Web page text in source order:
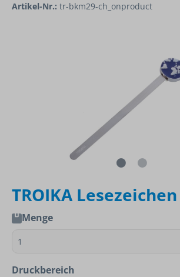
Artikel-Nr.: tr-bkm29-ch_onproduct
TROIKA Lesezeichen
Menge
Druckbereich